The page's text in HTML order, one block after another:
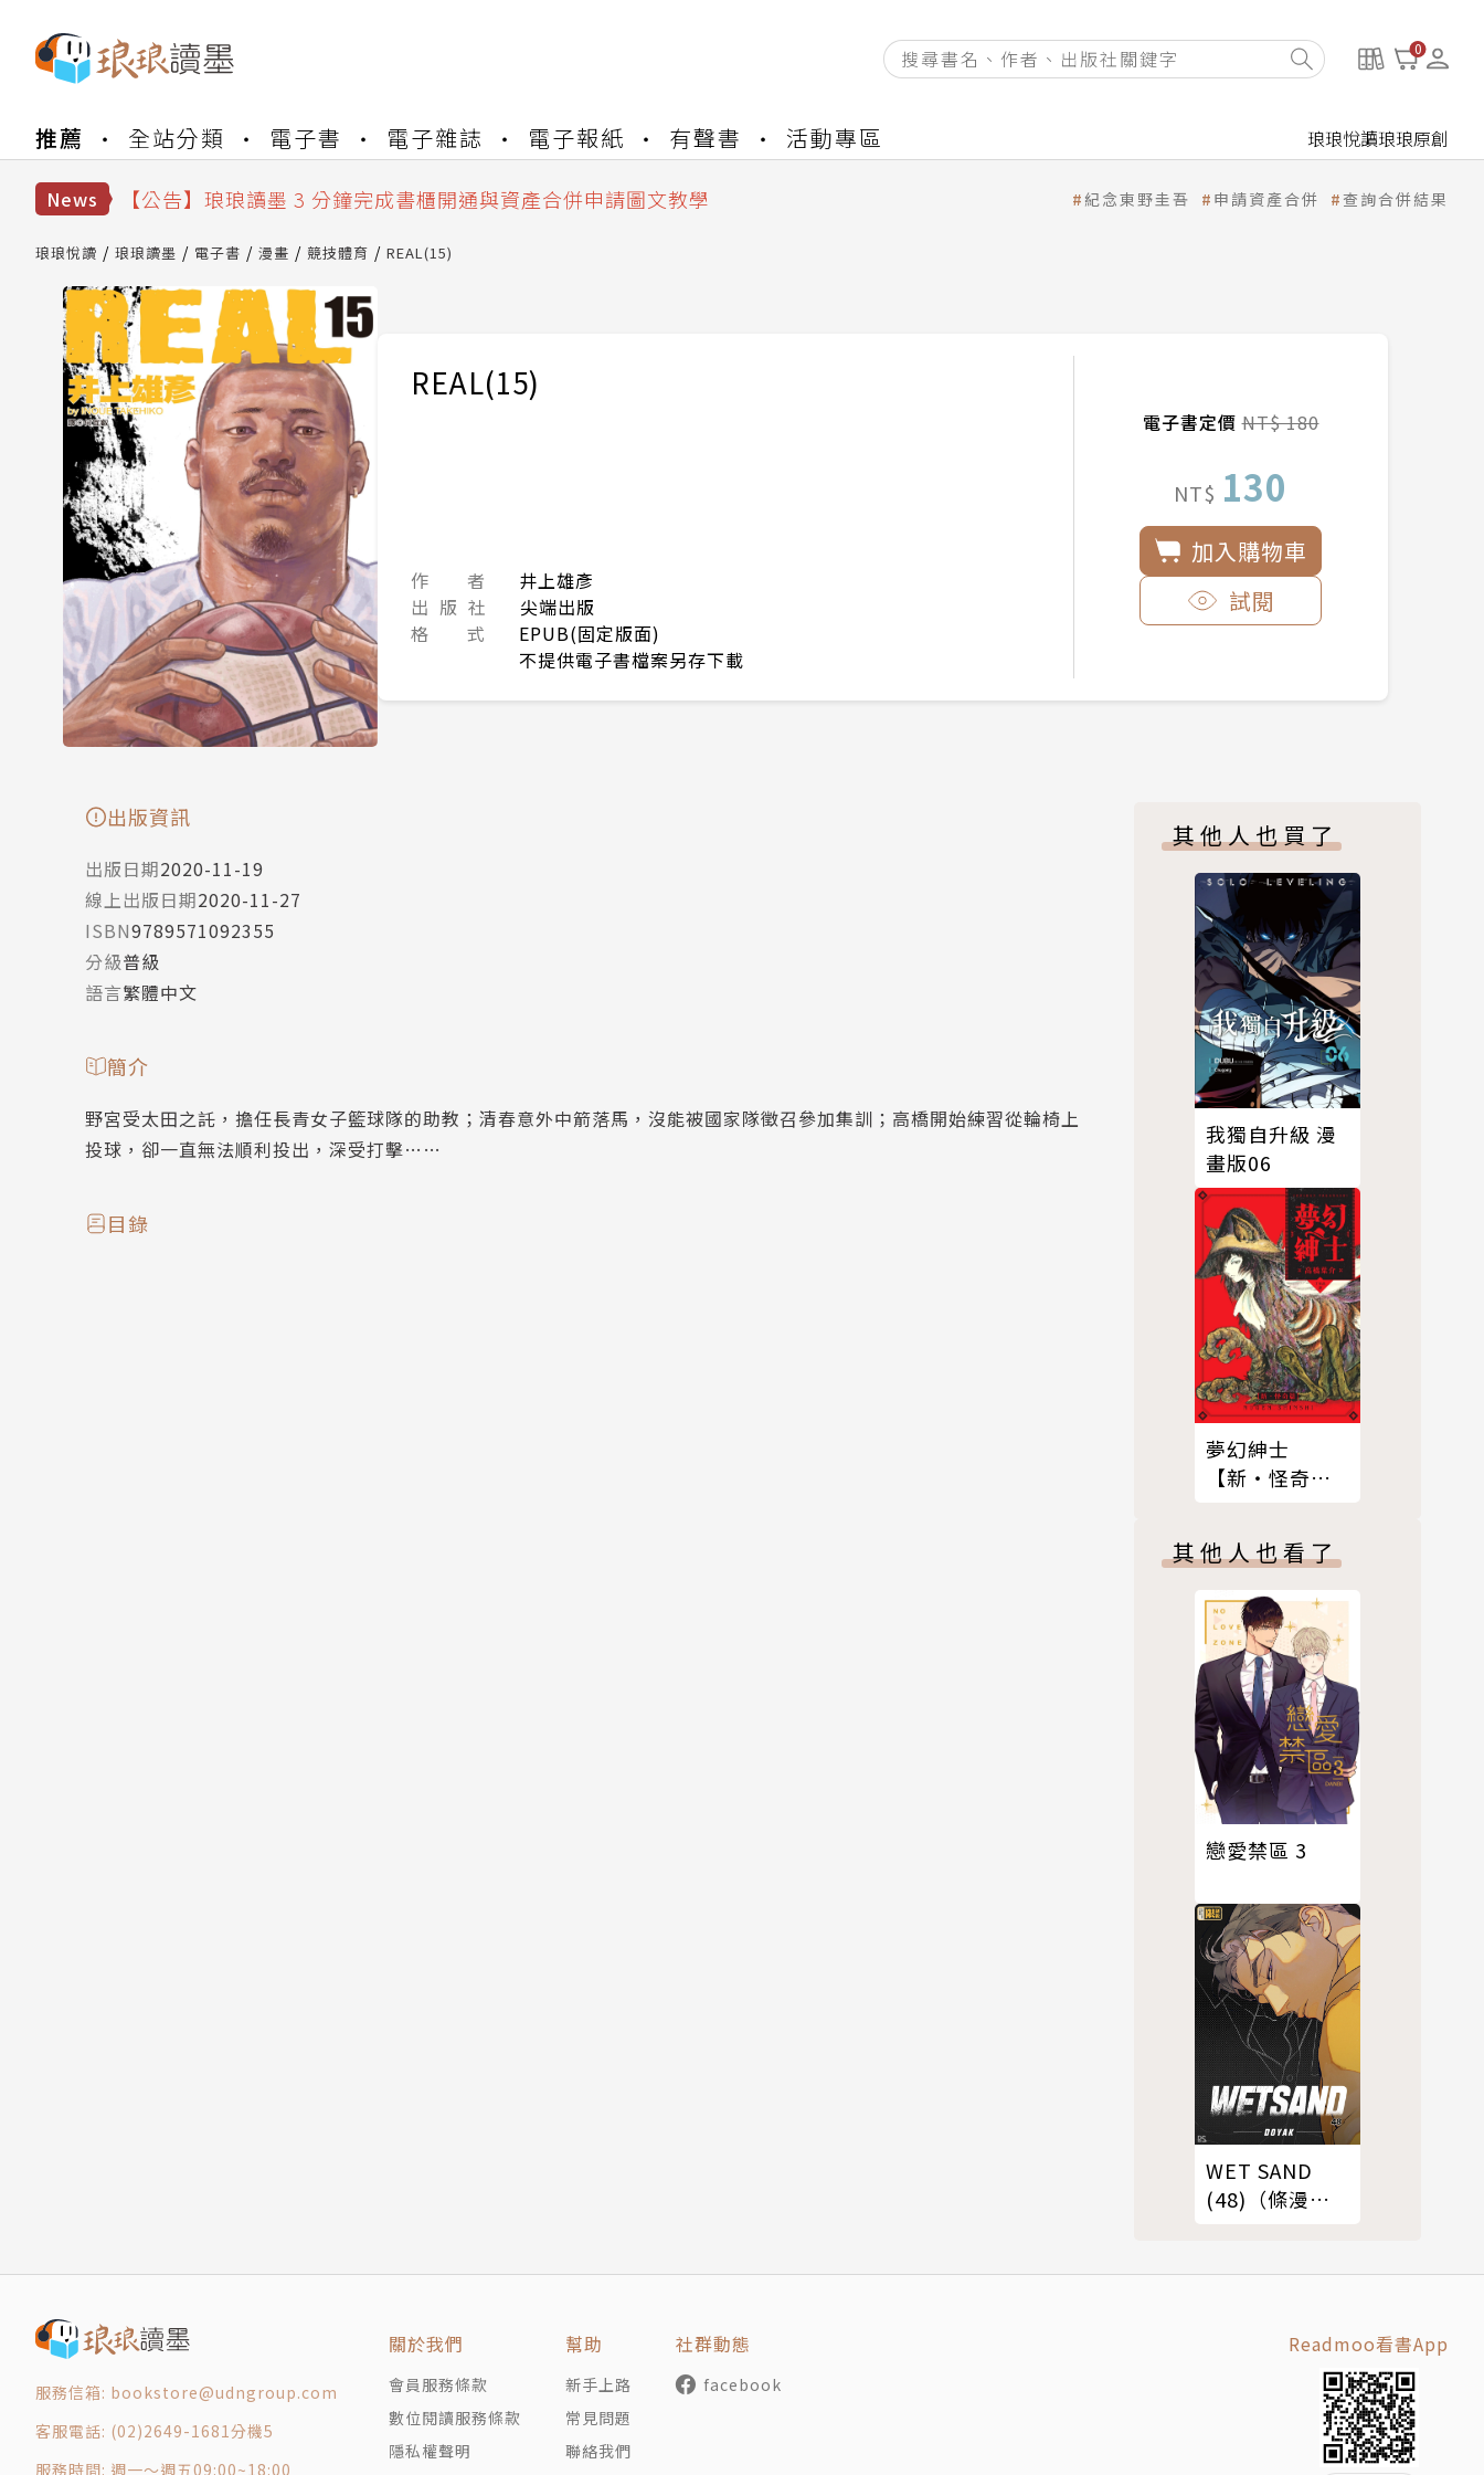
0
推薦 全站分類 電子書 電子雜誌 電子報紙 有聲書 活動專區 琅琅悅讀琅琅原創
News
【公告】琅琅書店服務升級重要說明及資產合併結果查詢
【公告】琅琅讀墨書櫃開通常見問題
【公告】琅琅書店服務升級重要說明及資產合併結果查詢
紀念東野圭吾 申請資產合併 查詢合併結果
琅琅悅讀 琅琅讀墨 電子書 漫畫 競技體育 REAL(15)
REAL(15)
作 者
井上雄彥
出 版 社
尖端出版
格 式
EPUB(固定版面)
不提供電子書檔案另存下載
電子書定價NT$ 180
NT$ 130
加入購物車
試閱
出版資訊
出版日期2020-11-19
線上出版日期2020-11-27
ISBN9789571092355
分級普級
語言繁體中文
簡介
野宮受太田之託，擔任長青女子籃球隊的助教；清春意外中箭落馬，沒能被國家隊徵召參加集訓；高橋開始練習從輪椅上
投球，卻一直無法順利投出，深受打擊……
目錄
其他人也買了
我獨自升級 漫
畫版06
夢幻紳士
【新‧怪奇
其他人也看了
戀愛禁區 3
WET SAND
(48)（條漫
服務信箱: bookstore@udngroup.com
客服電話: (02)2649-1681分機5
服務時間: 週一～週五09:00~18:00
關於我們
會員服務條款
數位閱讀服務條款
隱私權聲明
幫助
新手上路
常見問題
聯絡我們
社群動態
facebook
Readmoo看書App